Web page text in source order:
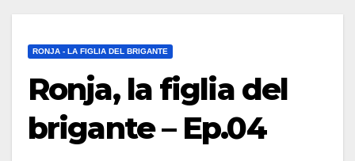
RONJA - LA FIGLIA DEL BRIGANTE
Ronja, la figlia del
brigante – Ep.04